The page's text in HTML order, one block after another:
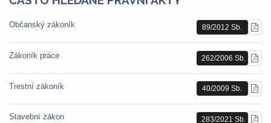
Občanský zákoník 89/2012 Sb.
PDF
Zákoník práce 262/2006 Sb.
PDF
Trestní zákoník 40/2009 Sb.
PDF
Stavební zákon 283/2021 Sb.